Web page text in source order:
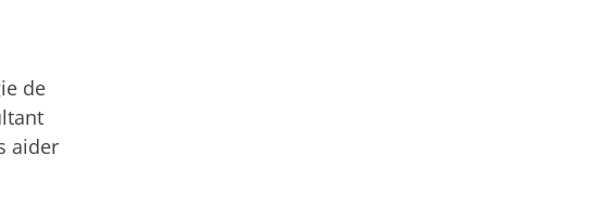
de
aider